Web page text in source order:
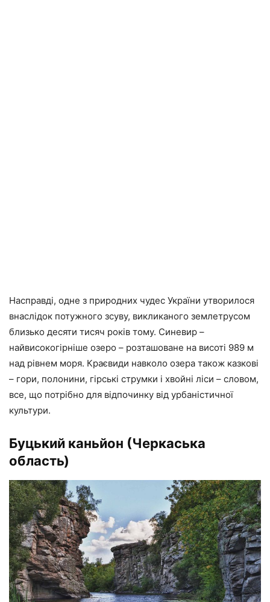
Насправді, одне з природних чудес України утворилося
внаслідок потужного зсуву, викликаного землетрусом
близько десяти тисяч років тому. Синевир –
найвисокогірніше озеро – розташоване на висоті 989 м
над рівнем моря. Краєвиди навколо озера також казкові
– гори, полонини, гірські струмки і хвойні ліси – словом,
все, що потрібно для відпочинку від урбаністичної
культури.
Буцький каньйон (Черкаська
область)